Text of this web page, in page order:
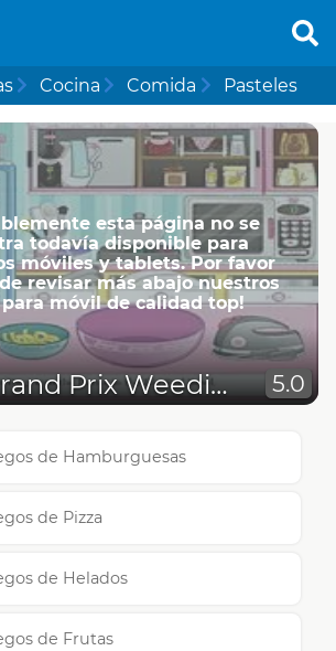
Cocina Comida Pasteles
esta página no se
todavía disponible para
móviles y tablets. Por favor
revisar más abajo nuestros
móvil de calidad top!
Kitchen Grand Prix Weeding 5.0
de Hamburguesas
de Pizza
de Helados
de Frutas